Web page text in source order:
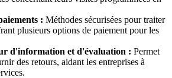
: Méthodes sécurisées pour traiter
plusieurs options de paiement pour les
d'information et d'évaluation : Permet
des retours, aidant les entreprises à